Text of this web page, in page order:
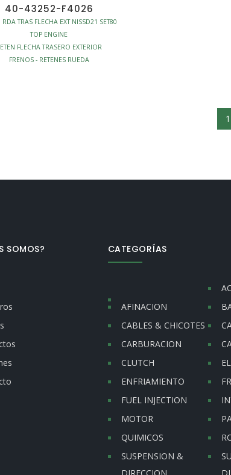
40-43252-F4026
RDA TRAS FLECHA EXT NISSD21 SET80
TOP ENGINE
FLECHA TRASERO EXTERIOR
FRENOS - RETENES RUEDA
1
SOMOS? CATEGORÍAS
AFINACION
CABLES & CHICOTES
CARBURACION
CLUTCH
ENFRIAMIENTO
FUEL INJECTION
MOTOR
QUIMICOS
SUSPENSION &
DIRECCION